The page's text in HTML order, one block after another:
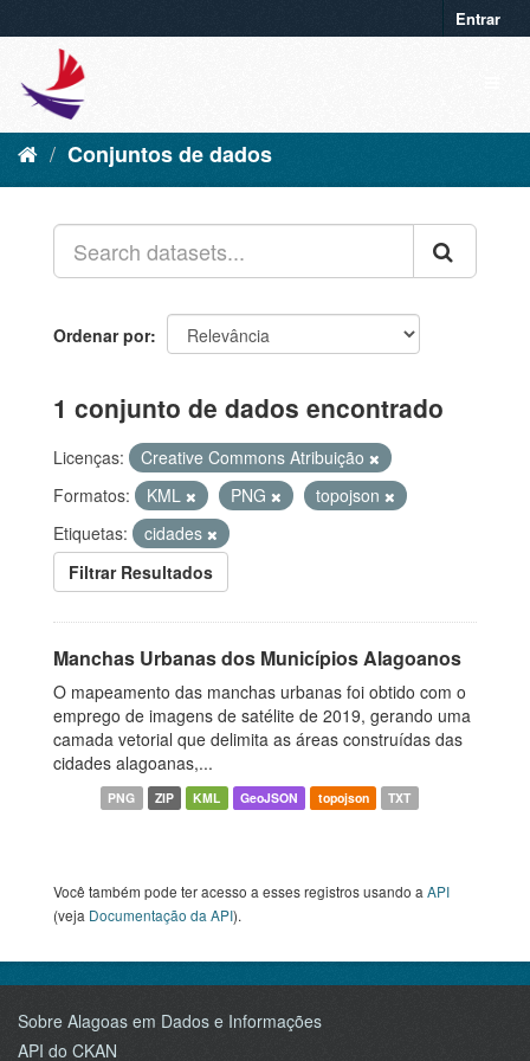
Entrar
Conjuntos de dados
Ordenar por
1 conjunto de dados encontrado
Licenças:
Creative Commons Atribuição
Formatos:
KML PNG
topojson
Etiquetas:
cidades
Filtrar Resultados
Manchas Urbanas dos Municípios Alagoanos
O mapeamento das manchas urbanas foi obtido com o
emprego de imagens de satélite de 2019, gerando uma
camada vetorial que delimita as áreas construídas das
cidades alagoanas,...
PNG ZIP KML GeoJSON topojson TXT
Você também pode ter acesso a esses registros usando a API
(veja Documentação da API).
Sobre Alagoas em Dados e Informações
API do CKAN